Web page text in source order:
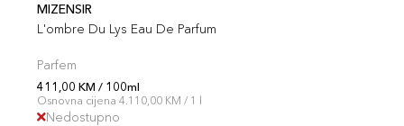
MIZENSIR
L'ombre Du Lys Eau De Parfum
Parfem
411,00 KM / 100ml
Osnovna cijena 4.110,00 KM / 1 l
Nedostupno